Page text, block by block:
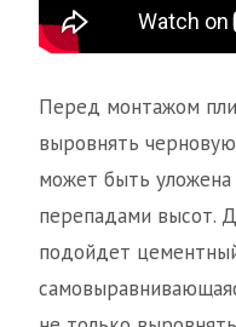
Перед монтажом
выровнять
может быть
перепадами высот.
подойдет